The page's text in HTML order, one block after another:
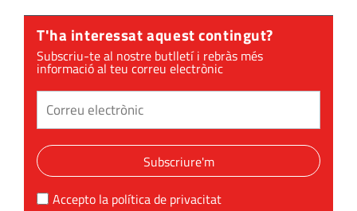
T'ha interessat aquest contingut?
Subscriu-te al nostre butlletí i rebràs més
informació al teu correu electrònic
Subscriure'm
Accepto la política de privacitat